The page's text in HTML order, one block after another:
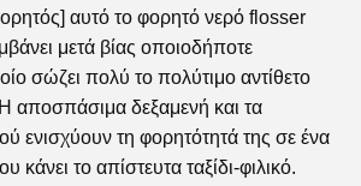
αυτό το φορητό νερό flosser
μετά βίας οποιοδήποτε
σώζει πολύ το πολύτιμο αντίθετο
αποσπάσιμα δεξαμενή και τα
ενισχύουν τη φορητότητά της σε ένα
κάνει το απίστευτα ταξίδι-φιλικό.